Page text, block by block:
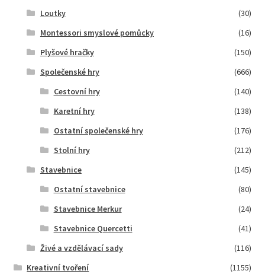
Loutky
(30)
Montessori smyslové pomůcky
(16)
Plyšové hračky
(150)
Společenské hry
(666)
Cestovní hry
(140)
Karetní hry
(138)
Ostatní společenské hry
(176)
Stolní hry
(212)
Stavebnice
(145)
Ostatní stavebnice
(80)
Stavebnice Merkur
(24)
Stavebnice Quercetti
(41)
Živé a vzdělávací sady
(116)
Kreativní tvoření
(1155)